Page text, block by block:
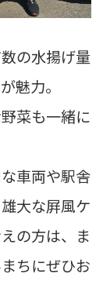
の水揚げ量
魅力。
菜も一緒に
車両や駅舎
大な屛風ケ
の方は、ま
ちにぜひお